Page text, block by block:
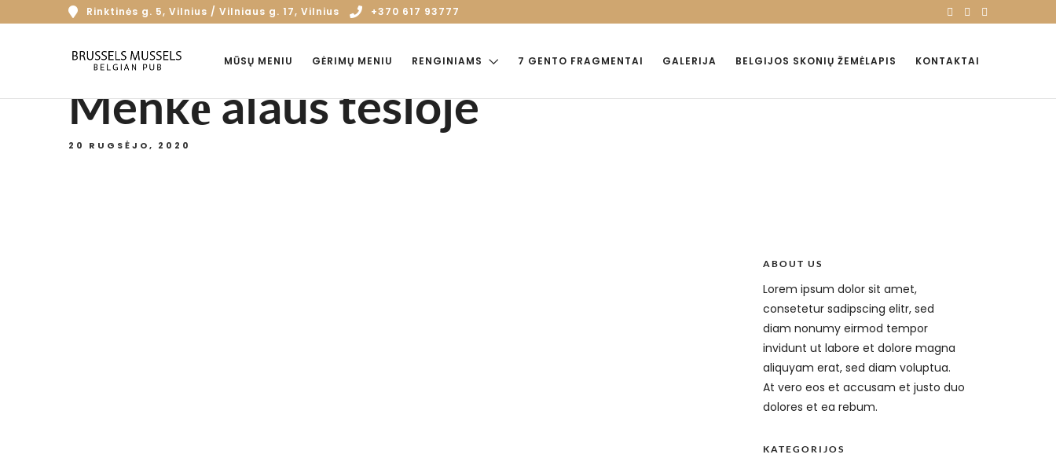
Rinktinės g. 5, Vilnius / Vilniaus g. 17, Vilnius +370 617 93777
MŪSŲ MENIU GĖRIMŲ MENIU RENGINIAMS 7 GENTO FRAGMENTAI GALERIJA BELGIJOS SKONIŲ ŽEMĖLAPIS KONTAKTAI
Menkė alaus tešloje
20 RUGSĖJO, 2020
ABOUT US
Lorem ipsum dolor sit amet,
consetetur sadipscing elitr, sed
diam nonumy eirmod tempor
invidunt ut labore et dolore magna
aliquyam erat, sed diam voluptua.
At vero eos et accusam et justo duo
dolores et ea rebum.
KATEGORIJOS